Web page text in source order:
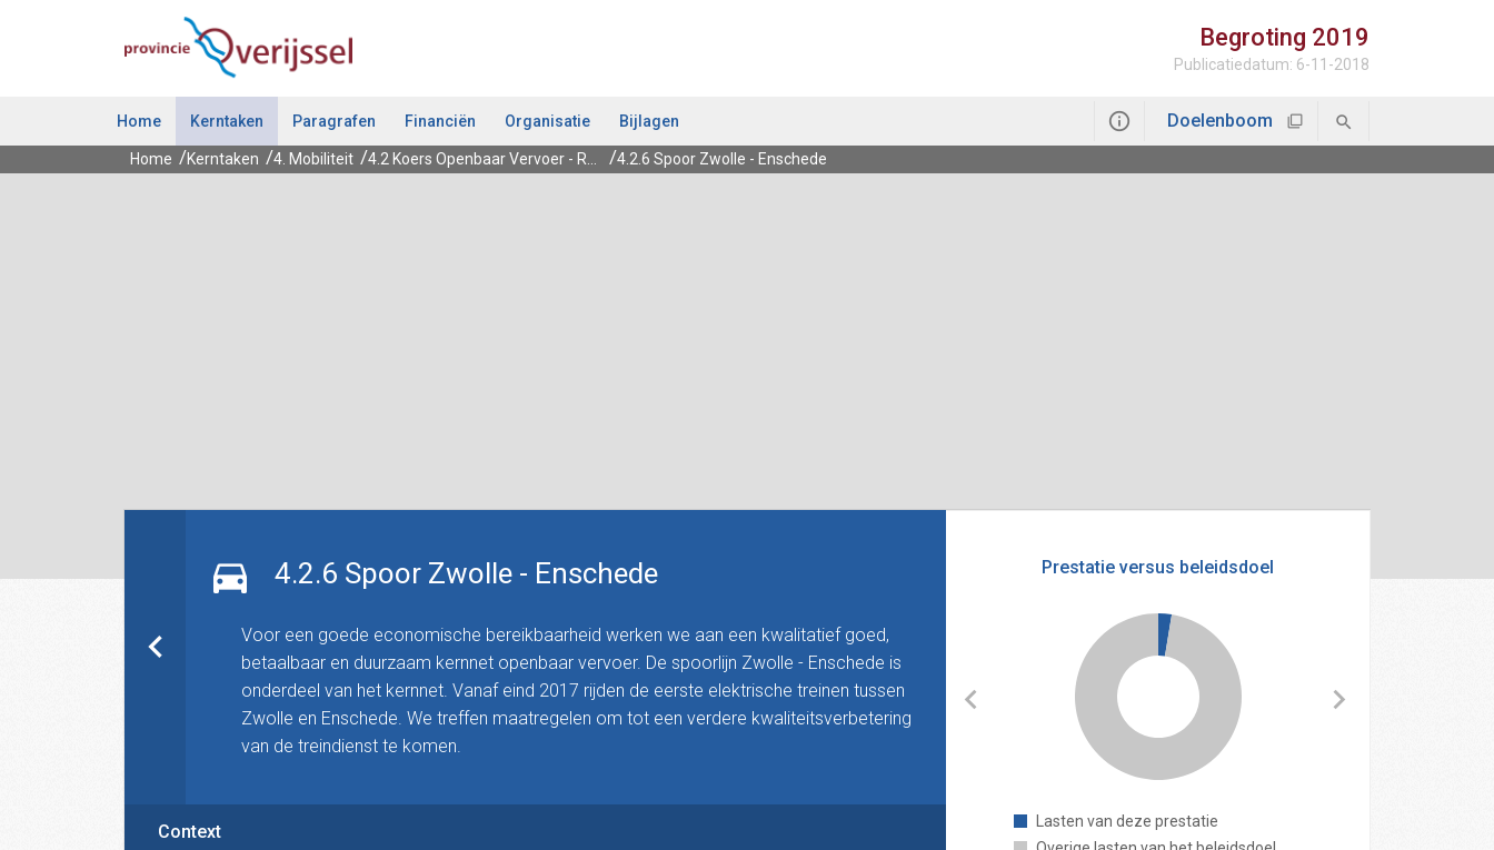
Ga naar de inhoud van deze pagina.
Begroting 2019
Publicatiedatum: 6-11-2018
Home Kerntaken Paragrafen Financiën Organisatie Bijlagen Doelenboom
Home Kerntaken 4. Mobiliteit 4.2.6 Spoor Zwolle - Enschede
4.2.6 Spoor Zwolle - Enschede
Voor een goede economische bereikbaarheid werken we aan een kwalitatief goed,
betaalbaar en duurzaam kernnet openbaar vervoer. De spoorlijn Zwolle - Enschede is
onderdeel van het kernnet. Vanaf eind 2017 rijden de eerste elektrische treinen tussen
Zwolle en Enschede. We treffen maatregelen om tot een verdere kwaliteitsverbetering
van de treindienst te komen.
Context
Prestatie versus beleidsdoel
Lasten van deze prestatie